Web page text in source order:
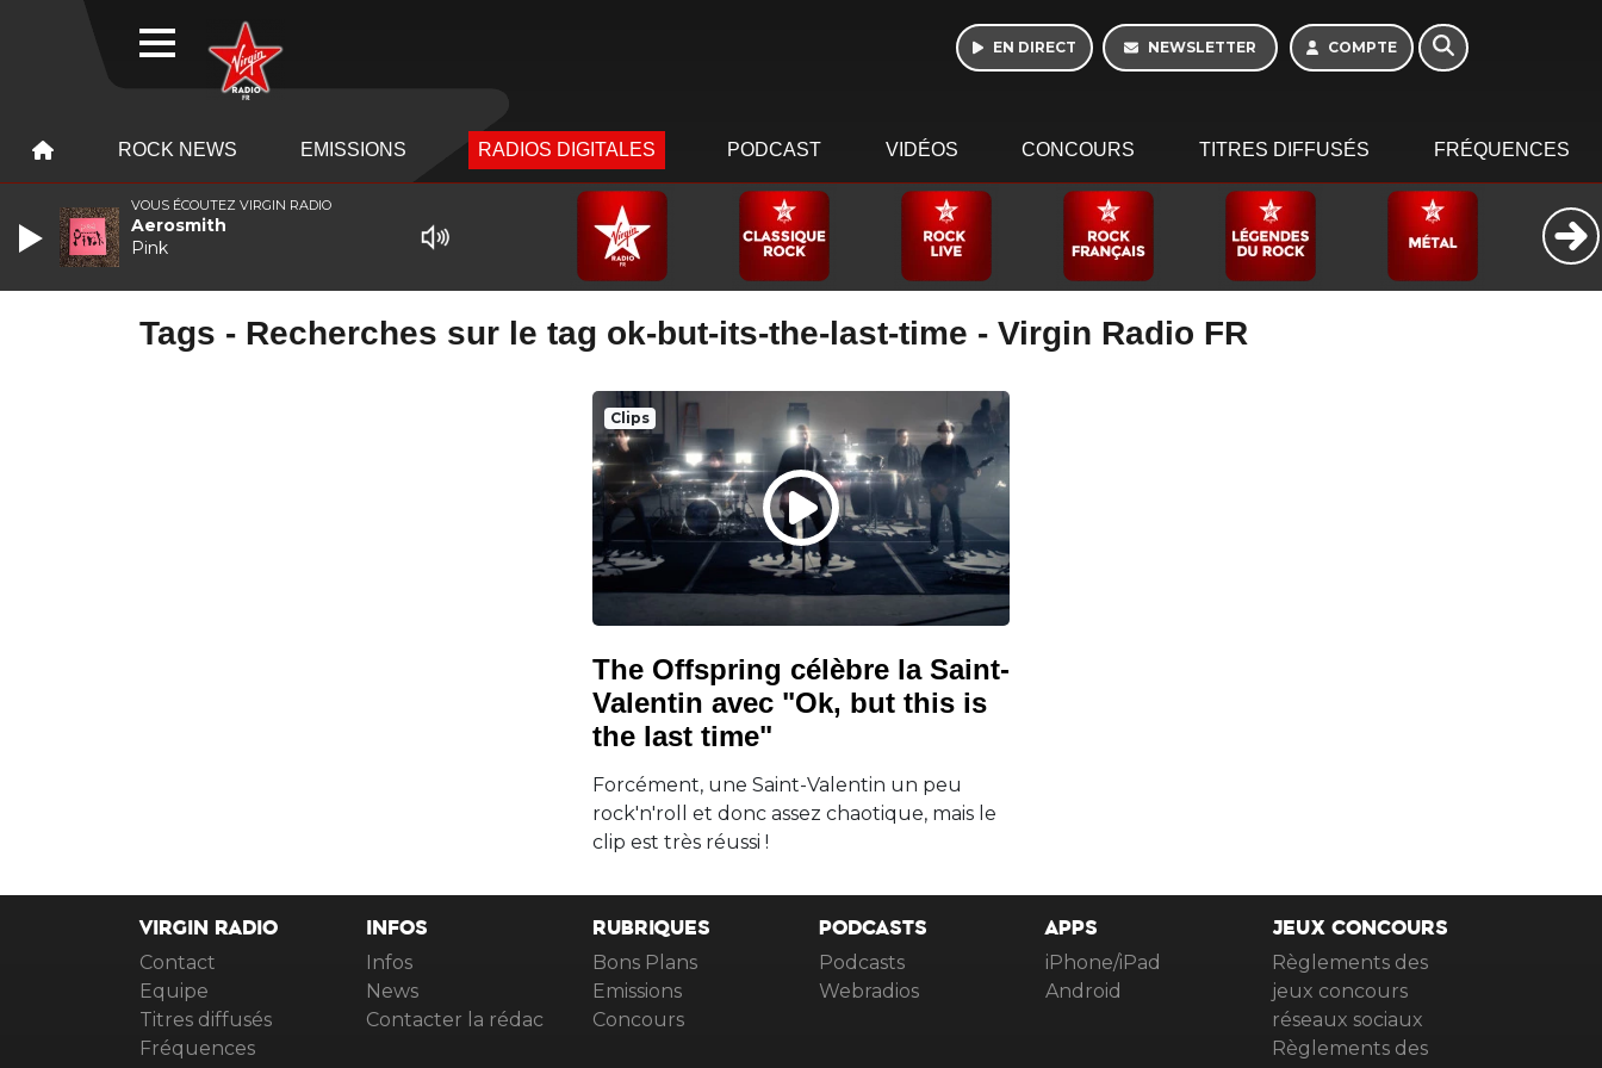
EN DIRECT NEWSLETTER COMPTE
ROCK NEWS EMISSIONS RADIOS DIGITALES PODCAST VIDÉOS CONCOURS TITRES DIFFUSÉS FRÉQUENCES
Tags - Recherches sur le tag ok-but-its-the-last-time - Virgin Radio FR
Clips
The Offspring célèbre la Saint-
Valentin avec "Ok, but this is
the last time"
Forcément, une Saint-Valentin un peu
rock'n'roll et donc assez chaotique, mais le
clip est très réussi !
VIRGIN RADIO
Contact
Equipe
Titres diffusés
Fréquences
INFOS
Infos
News
Contacter la rédac
RUBRIQUES
Bons Plans
Emissions
Concours
PODCASTS
Podcasts
Webradios
APPS
iPhone/iPad
Android
JEUX CONCOURS
Règlements des
jeux concours
réseaux sociaux
Règlements des
VOUS ÉCOUTEZ VIRGIN RADIO
Aerosmith
Pink
WEBRADIO
Week-end de 16h à
20h